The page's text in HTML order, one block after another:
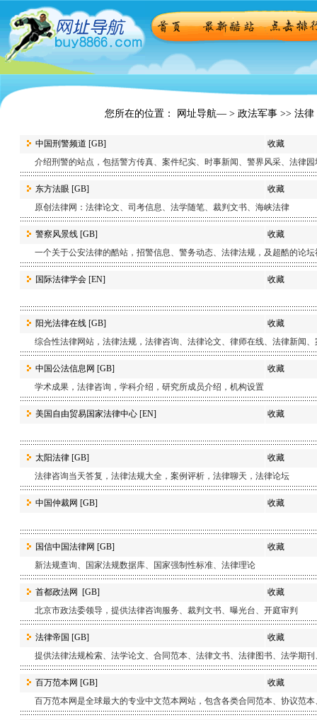
您所在的位置： 网址导航— > 政法军事>> 法律
中国刑警频道 [GB]
收藏
介绍刑警的站点，包括警方传真、案件纪实、时事新闻、警界风采、法律园
东方法眼 [GB]
收藏
原创法律网：法律论文、司考信息、法学随笔、裁判文书、海峡法律
警察风景线 [GB]
收藏
一个关于公安法律的酷站，招警信息、警务动态、法律法规，及超酷的论坛
国际法律学会 [EN] 收藏
阳光法律在线 [GB]
收藏
综合性法律网站，法律法规，法律咨询、法律论文、律师在线、法律新闻、
中国公法信息网 [GB]
收藏
学术成果，法律咨询，学科介绍，研究所成员介绍，机构设置
美国自由贸易国家法律中心 [EN] 收藏
太阳法律 [GB]
收藏
法律咨询当天答复，法律法规大全，案例评析，法律聊天，法律论坛
中国仲裁网 [GB] 收藏
国信中国法律网 [GB]
收藏
新法规查询、国家法规数据库、国家强制性标准、法律理论
首都政法网 [GB]
收藏
北京市政法委领导，提供法律咨询服务、裁判文书、曝光台、开庭审判
法律帝国 [GB]
收藏
提供法律法规检索、法学论文、合同范本、法律文书、法律图书、法学期
百万范本网 [GB]
收藏
百万范本网是全球最大的专业中文范本网站，包含各类合同范本、协议范本